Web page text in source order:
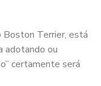
Boston Terrier, está
adotando ou
certamente será